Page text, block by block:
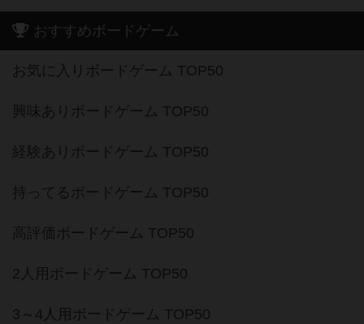
おすすめボードゲーム
お気に入りボードゲーム TOP50
興味ありボードゲーム TOP50
経験ありボードゲーム TOP50
持ってるボードゲーム TOP50
高評価ボードゲーム TOP50
2人用ボードゲーム TOP50
3～4人用ボードゲーム TOP50